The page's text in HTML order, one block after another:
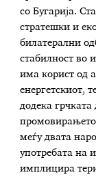
со Бугарија.
стратешки и
билатерални
стабилност во
има корист од
енергетскиот,
додека грчката
промовирањето
меѓу двата
употребата на
имплицира